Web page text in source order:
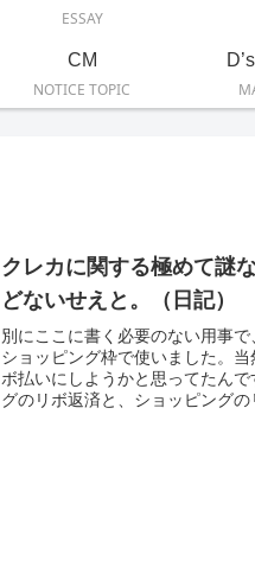
ESSAY
CM
NOTICE TOPIC
クレカに関する極めて謎
どないせえと。（日記）
別にここに書く必要のない用事
ショッピング枠で使いました。
ボ払いにしようかと思ってたん
グのリボ返済と、ショッピング